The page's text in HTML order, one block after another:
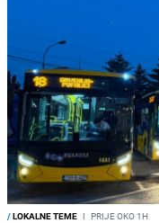
/LOKALNE TEME I PRIJE OKO 1H